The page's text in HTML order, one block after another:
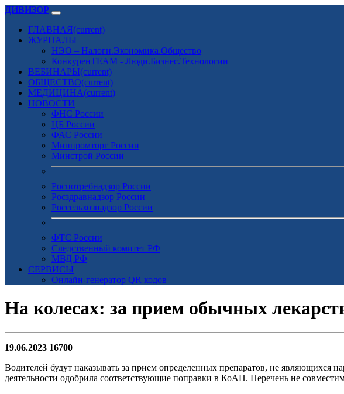
ДИВИЗОР
ГЛАВНАЯ(current)
ЖУРНАЛЫ
НЭО – Налоги.Экономика.Общество
КонкуренTEAM - Люди.Бизнес.Технологии
ВЕБИНАРЫ(current)
ОБЩЕСТВО(current)
МЕДИЦИНА(current)
НОВОСТИ
ФНС России
ЦБ России
ФАС России
Минпромторг России
Минстрой России
Роспотребнадзор России
Росздравнадзор России
Россельхознадзор России
ФТС России
Следственный комитет РФ
МВД РФ
СЕРВИСЫ
Онлайн-генератор QR кодов
На колесах: за прием обычных
19.06.2023 16700
Водителей будут наказывать за прием определенных препаратов, не
деятельности одобрила соответствующие поправки в КоАП. Перечень не